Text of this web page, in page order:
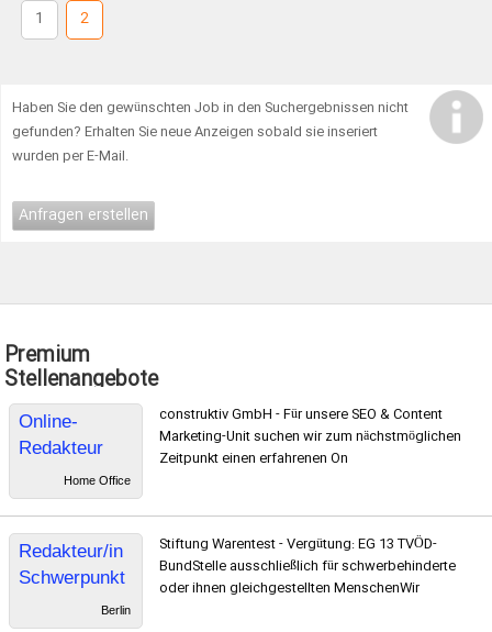
regelmäßige Team-Events und Urban Sports …
1 2
Haben Sie den gewünschten Job in den Suchergebnissen nicht
gefunden? Erhalten Sie neue Anzeigen sobald sie inseriert
wurden per E-Mail.
Anfragen erstellen
Premium
Stellenangebote
Online-
Redakteur
Home Office
construktiv GmbH - Für unsere SEO & Content
Marketing-Unit suchen wir zum nächstmöglichen
Zeitpunkt einen erfahrenen On
Redakteur/in
Schwerpunkt
GeldanlageBerlin
Stiftung Warentest - Vergütung: EG 13 TVÖD-
BundStelle ausschließlich für schwerbehinderte
oder ihnen gleichgestellten MenschenWir